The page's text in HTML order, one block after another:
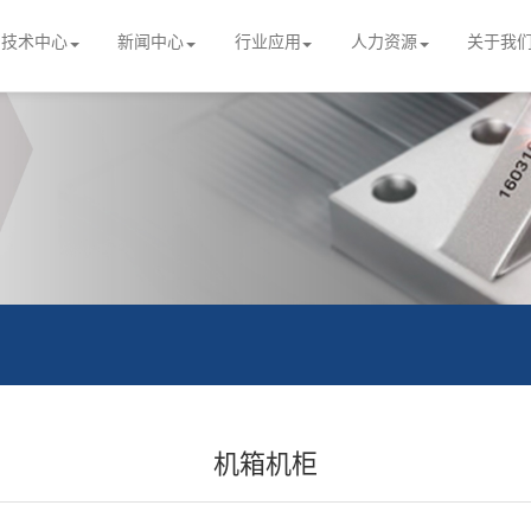
技术中心 新闻中心 行业应用 人力资源 关于我
机箱机柜